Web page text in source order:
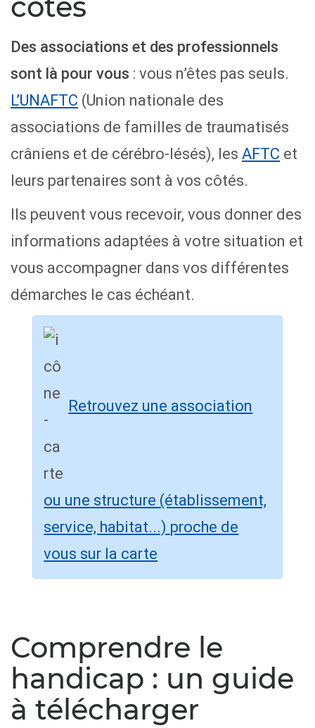
côtés
Des associations et des professionnels
sont là pour vous : vous n’êtes pas seuls.
L’UNAFTC (Union nationale des
associations de familles de traumatisés
crâniens et de cérébro-lésés), les AFTC et
leurs partenaires sont à vos côtés.
Ils peuvent vous recevoir, vous donner des
informations adaptées à votre situation et
vous accompagner dans vos différentes
démarches le cas échéant.
Retrouvez une association
ou une structure (établissement,
service, habitat...) proche de
vous sur la carte
Comprendre le
handicap : un guide
à télécharger